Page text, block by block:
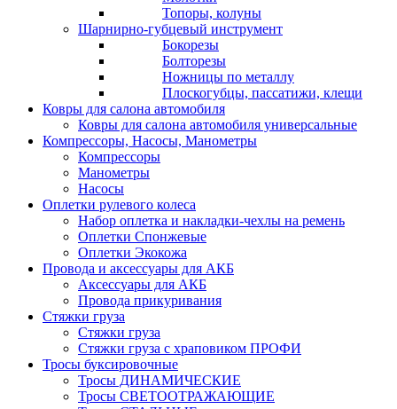
Топоры, колуны
Шарнирно-губцевый инструмент
Бокорезы
Болторезы
Ножницы по металлу
Плоскогубцы, пассатижи, клещи
Ковры для салона автомобиля
Ковры для салона автомобиля универсальные
Компрессоры, Насосы, Манометры
Компрессоры
Манометры
Насосы
Оплетки рулевого колеса
Набор оплетка и накладки-чехлы на ремень
Оплетки Спонжевые
Оплетки Экокожа
Провода и аксессуары для АКБ
Аксессуары для АКБ
Провода прикуривания
Стяжки груза
Стяжки груза
Стяжки груза с храповиком ПРОФИ
Тросы буксировочные
Тросы ДИНАМИЧЕСКИЕ
Тросы СВЕТООТРАЖАЮЩИЕ